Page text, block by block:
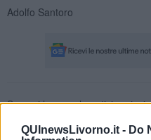
QUInewsLivorno.it - Do
Adolfo Santoro
Se vuoi leggere le notizie
alle 20:00 direttamente nella